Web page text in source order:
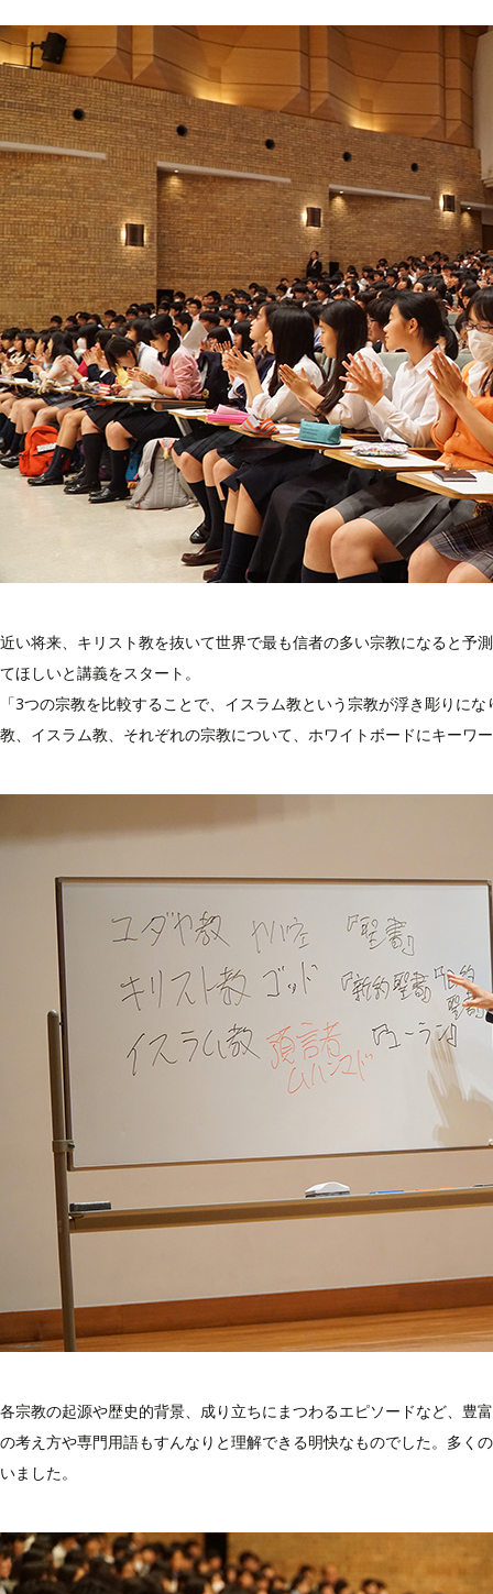
近い将来、キリスト教を抜いて世界で最も信者の多い宗教になると予
てほしいと講義をスタート。
「3つの宗教を比較することで、イスラム教という宗教が浮き彫りに
教、イスラム教、それぞれの宗教について、ホワイトボードにキーワ
各宗教の起源や歴史的背景、成り立ちにまつわるエピソードなど、豊
の考え方や専門用語もすんなりと理解できる明快なものでした。多く
いました。